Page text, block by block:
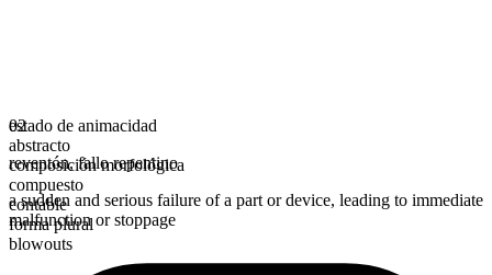
estado de animacidad
abstracto
composición morfológica
compuesto
contable
forma plural
blowouts
02
reventón,fallo repentino
a sudden and serious failure of a part or device, leading to immediate
malfunction or stoppage